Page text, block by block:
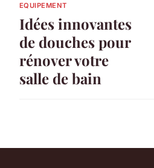
EQUIPEMENT
Idées innovantes
de douches pour
rénover votre
salle de bain